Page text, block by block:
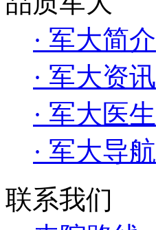
· 军大简介
· 军大资讯
· 军大医生
· 军大导航
联系我们